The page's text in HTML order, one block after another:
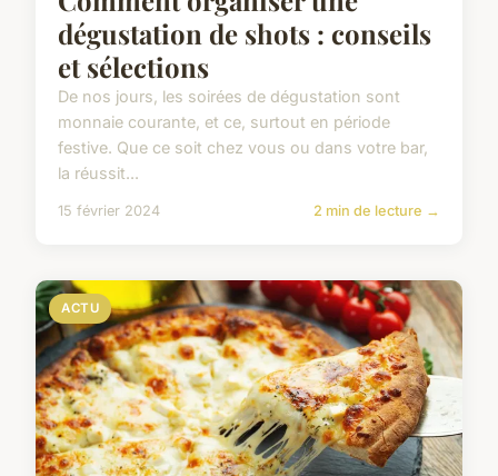
dégustation de shots : conseils
et sélections
De nos jours, les soirées de dégustation sont
monnaie courante, et ce, surtout en période
festive. Que ce soit chez vous ou dans votre bar,
la réussit...
15 février 2024 2 min de lecture →
ACTU